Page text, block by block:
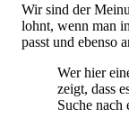
Wir sind der
lohnt, wenn man
passt und ebenso
Wer hier
zeigt, dass
Suche nach